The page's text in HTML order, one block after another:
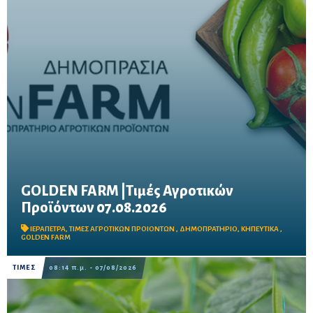
GOLDEN FARM |Τιμές Αγροτικών
Προϊόντων 07.08.2026
ΙΕΡΑΠΕΤΡΑ,ΤΙΜΕΣ ΑΓΡΟΤΙΚΩΝ ΠΡΟΙΟΝΤΩΝ , ΔΗΜΟΠΡΑΤΗΡΙΟ, ΚΗΠΕΥΤΙΚΑ,
GOLDEN FARM
ΤΙΜΕΣ 08:14 π.μ. - 07/08/2026